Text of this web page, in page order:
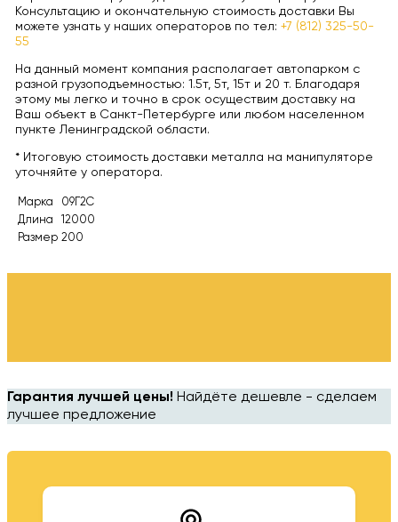
Консультацию и окончательную стоимость доставки Вы
можете узнать у наших операторов по тел: +7 (812) 325-50-
55
На данный момент компания располагает автопарком с
разной грузоподъемностью: 1.5т, 5т, 15т и 20 т. Благодаря
этому мы легко и точно в срок осуществим доставку на
Ваш объект в Санкт-Петербурге или любом населенном
пункте Ленинградской области.
* Итоговую стоимость доставки металла на манипуляторе
уточняйте у оператора.
Марка
09Г2С
Длина
12000
Размер 200
Гарантия лучшей цены! Найдёте дешевле - сделаем
лучшее предложение